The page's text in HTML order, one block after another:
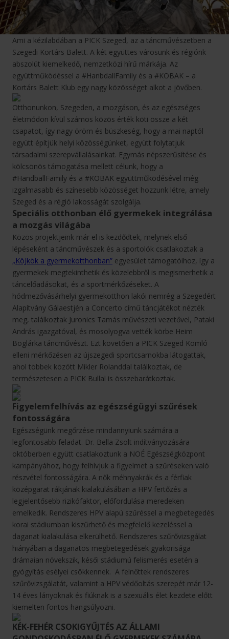
Ami a kézilabdában a PICK Szeged, az a táncművészetben a
Szegedi Kortárs Balett. A két együttes városunk és régiónk
abszolút kiemelkedő, nemzetközi hírű márkája. Az
együttműködéssel a #HanbdallFamily és a #KOBAK – a
Kortárs Balett Klub egy nagy közösséget alkot a jövőben.
Otthonunkon, Szegeden, a mozgáson, és az egészséges
életmódon kívül számos közös érték köti össze a két
csapatot, így nagy öröm és büszkeség, hogy a mai naptól
együtt építjük helyi közösségünket, együtt folytatjuk
társadalmi szerepvállalásainkat. Egymás népszerűsítése és
kölcsönös támogatása mellett célunk, hogy a
#HandballFamily és a #KOBAK együttműködésével még
izgalmasabb és színesebb közösséget hozzunk létre, amely
Szeged és a régió lakosságát szolgálja.
Speciális otthonban élő gyermekek integrálása
a mozgás világába
Közös projektjeink már el is kezdődtek, melynek első
lépéseként a táncművészek és a sportolók csatlakoztak a
„KöJkök a gyermekotthonban” egyesület támogatóihoz, így a
gyermekek megtekinthetik és közelebbről is megismerhetik a
táncelőadásokat, és a sportmérkőzéseket. A
hódmezővásárhelyi gyermekotthon lakói nemrég a Szegedért
Alapítvány Gálaestjén a Concerto című táncjátékot nézték
meg, találkoztak Juronics Tamás művészeti vezetővel, Pataki
András igazgatóval, és mosolyogva vették körbe Heim
Boglárka táncművészt. Ezt követően a PICK Szeged Komló
elleni mérkőzésen az újszegedi sportcsarnokba látogattak,
ahol többek között Mikler Rolanddal találkoztak, de
természetesen a PICK Bullal is összebarátkoztak.
Figyelemfelhívás az egészségügyi szűrések
fontosságára
Egészségünk megőrzése mindannyiunk számára a
legfontosabb feladat. Dr. Bella Zsolt indítványozására
októberben együtt csatlakoztunk a NOÉ Egészségközpont
kampányához, hogy felhívjuk a figyelmet a szűréseken való
részvétel fontosságára. A nők méhnyakrák és a férfiak
középgarat rákjának kialakulásában a HPV fertőzés a
legjelentősebb rizikófaktor, előfordulása meredeken
emelkedik. Rendszeres HPV alapú szűréssel a megbetegedés
korai stádiumban kiszűrhető és megfelelő kezeléssel a
daganat kialakulása elkerülhető. Rendszeres szűrővizsgálat
hiányában a daganatos megbetegedések gyakorisága
drámaian növekszik, késői stádiumú felismerés esetén a
gyógyítás esélyei csökkennek. A felnőttek rendszeres
szűrővizsgálatát, valamint a HPV védőoltás szerepét már 12-
14 éves lányoknak és fiúknak is a szexuális élet kezdete előtt
kiemelten fontos hangsúlyozni.
KÉK-FEHÉR CSOKIGYŰJTÉS AZ ÁLLAMI